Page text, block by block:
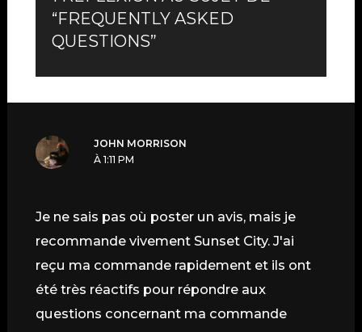
“FREQUENTLY ASKED
QUESTIONS”
JOHN MORRISON
À 1:11 PM
Je ne sais pas où poster un avis, mais je
recommande vivement Sunset City. J'ai
reçu ma commande rapidement et ils ont
été très réactifs pour répondre aux
questions concernant ma commande